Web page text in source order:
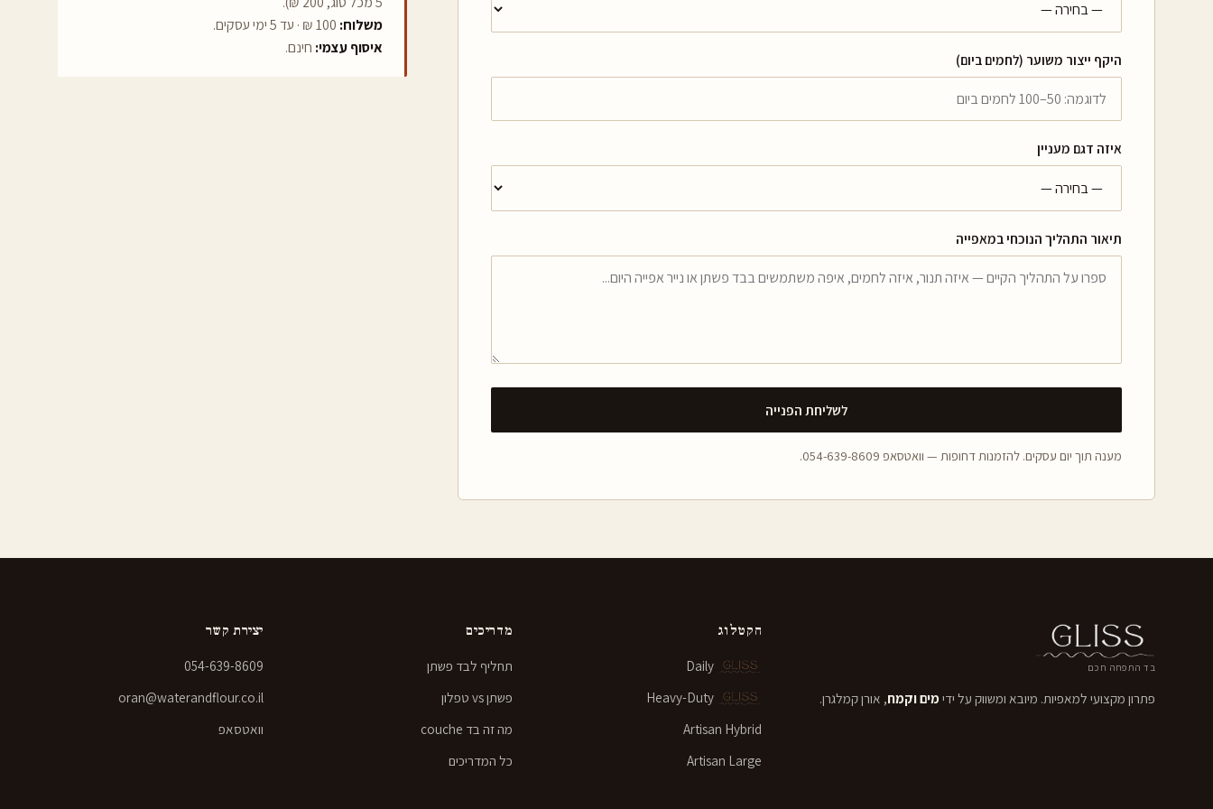
היקף ייצור משוער (לחמים ביום)
איזה דגם מעניין
תיאור התהליך הנוכחי במאפייה
לשליחת הפנייה
מענה תוך יום עסקים. להזמנות דחופות — וואטסאפ 054-639-8609.
משלוח:
איסוף עצמי: חינם.
בד התפחה חכם
פתרון מקצועי למאפיות. מיובא ומשווק על ידי מים וקמח, אורן קמלגרן.
הקטלוג
Daily
Heavy-Duty
Artisan Hybrid
Artisan Large
מדריכים
תחליף לבד פשתן
פשתן vs טפלון
מה זה בד couche
כל המדריכים
יצירת קשר
054-639-8609
oran@waterandflour.co.il
וואטסאפ